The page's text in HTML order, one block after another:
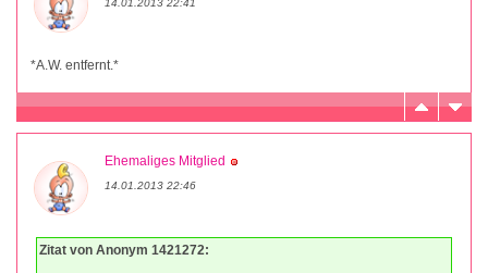
14.01.2013 22:41
*A.W. entfernt.*
Ehemaliges Mitglied
14.01.2013 22:46
Zitat von Anonym 1421272: